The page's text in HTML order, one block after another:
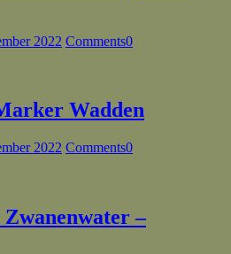
2022 Comments0
Wadden
2022 Comments0
–